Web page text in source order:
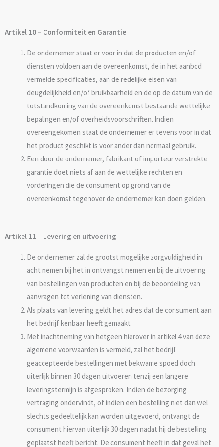
Artikel 10 – Conformiteit en Garantie
De ondernemer staat er voor in dat de producten en/of
diensten voldoen aan de overeenkomst, de in het aanbod
vermelde specificaties, aan de redelijke eisen van
deugdelijkheid en/of bruikbaarheid en de op de datum van de
totstandkoming van de overeenkomst bestaande wettelijke
bepalingen en/of overheidsvoorschriften. Indien
overeengekomen staat de ondernemer er tevens voor in dat
het product geschikt is voor ander dan normaal gebruik.
Een door de ondernemer, fabrikant of importeur verstrekte
garantie doet niets af aan de wettelijke rechten en
vorderingen die de consument op grond van de
overeenkomst tegenover de ondernemer kan doen gelden.
Artikel 11 – Levering en uitvoering
De ondernemer zal de grootst mogelijke zorgvuldigheid in
acht nemen bij het in ontvangst nemen en bij de uitvoering
van bestellingen van producten en bij de beoordeling van
aanvragen tot verlening van diensten.
Als plaats van levering geldt het adres dat de consument aan
het bedrijf kenbaar heeft gemaakt.
Met inachtneming van hetgeen hierover in artikel 4 van deze
algemene voorwaarden is vermeld, zal het bedrijf
geaccepteerde bestellingen met bekwame spoed doch
uiterlijk binnen 30 dagen uitvoeren tenzij een langere
leveringstermijn is afgesproken. Indien de bezorging
vertraging ondervindt, of indien een bestelling niet dan wel
slechts gedeeltelijk kan worden uitgevoerd, ontvangt de
consument hiervan uiterlijk 30 dagen nadat hij de bestelling
geplaatst heeft bericht. De consument heeft in dat geval het